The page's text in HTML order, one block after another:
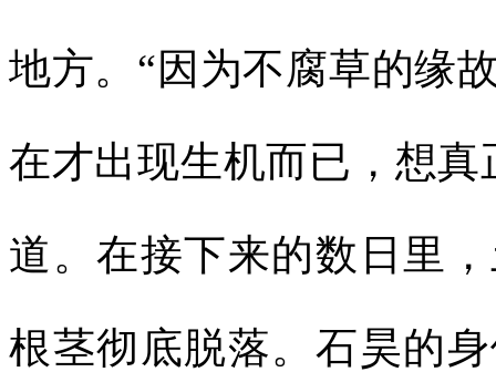
地方。“因为不腐草的缘
在才出现生机而已，想
道。在接下来的数日里
根茎彻底脱落。石昊的